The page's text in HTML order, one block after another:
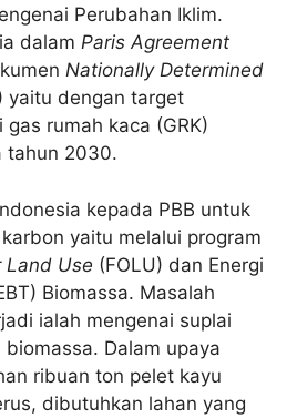
Perubahan Iklim.
dalam Paris Agreement
Nationally Determined
yaitu dengan target
rumah kaca (GRK)
tahun 2030.
kepada PBB untuk
yaitu melalui program
Land Use (FOLU) dan Energi
Biomassa. Masalah
ialah mengenai suplai
Dalam upaya
ribuan ton pelet kayu
dibutuhkan lahan yang